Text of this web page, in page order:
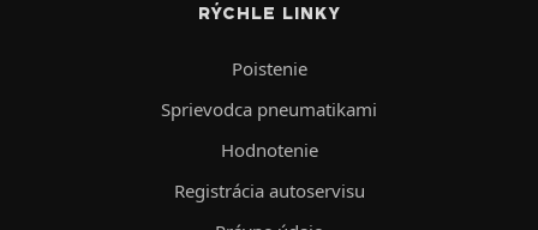
RÝCHLE LINKY
Poistenie
Sprievodca pneumatikami
Hodnotenie
Registrácia autoservisu